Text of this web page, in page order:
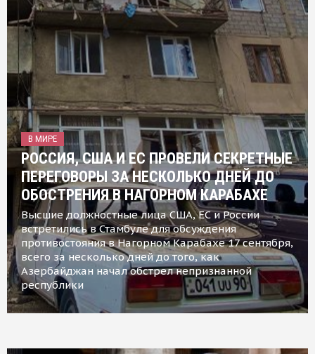
В МИРЕ
РОССИЯ, США И ЕС ПРОВЕЛИ СЕКРЕТНЫЕ
ПЕРЕГОВОРЫ ЗА НЕСКОЛЬКО ДНЕЙ ДО
ОБОСТРЕНИЯ В НАГОРНОМ КАРАБАХЕ
Высшие должностные лица США, ЕС и России
встретились в Стамбуле для обсуждения
противостояния в Нагорном Карабахе 17 сентября,
всего за несколько дней до того, как
Азербайджан начал обстрел непризнанной
республики